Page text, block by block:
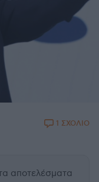
1 ΣΧΟΛΙΟ
αποτελέσματα